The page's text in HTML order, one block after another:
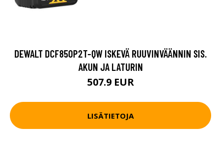
DEWALT DCF850P2T-QW ISKEVÄ RUUVINVÄÄNNIN SIS.
AKUN JA LATURIN
507.9 EUR
LISÄTIETOJA